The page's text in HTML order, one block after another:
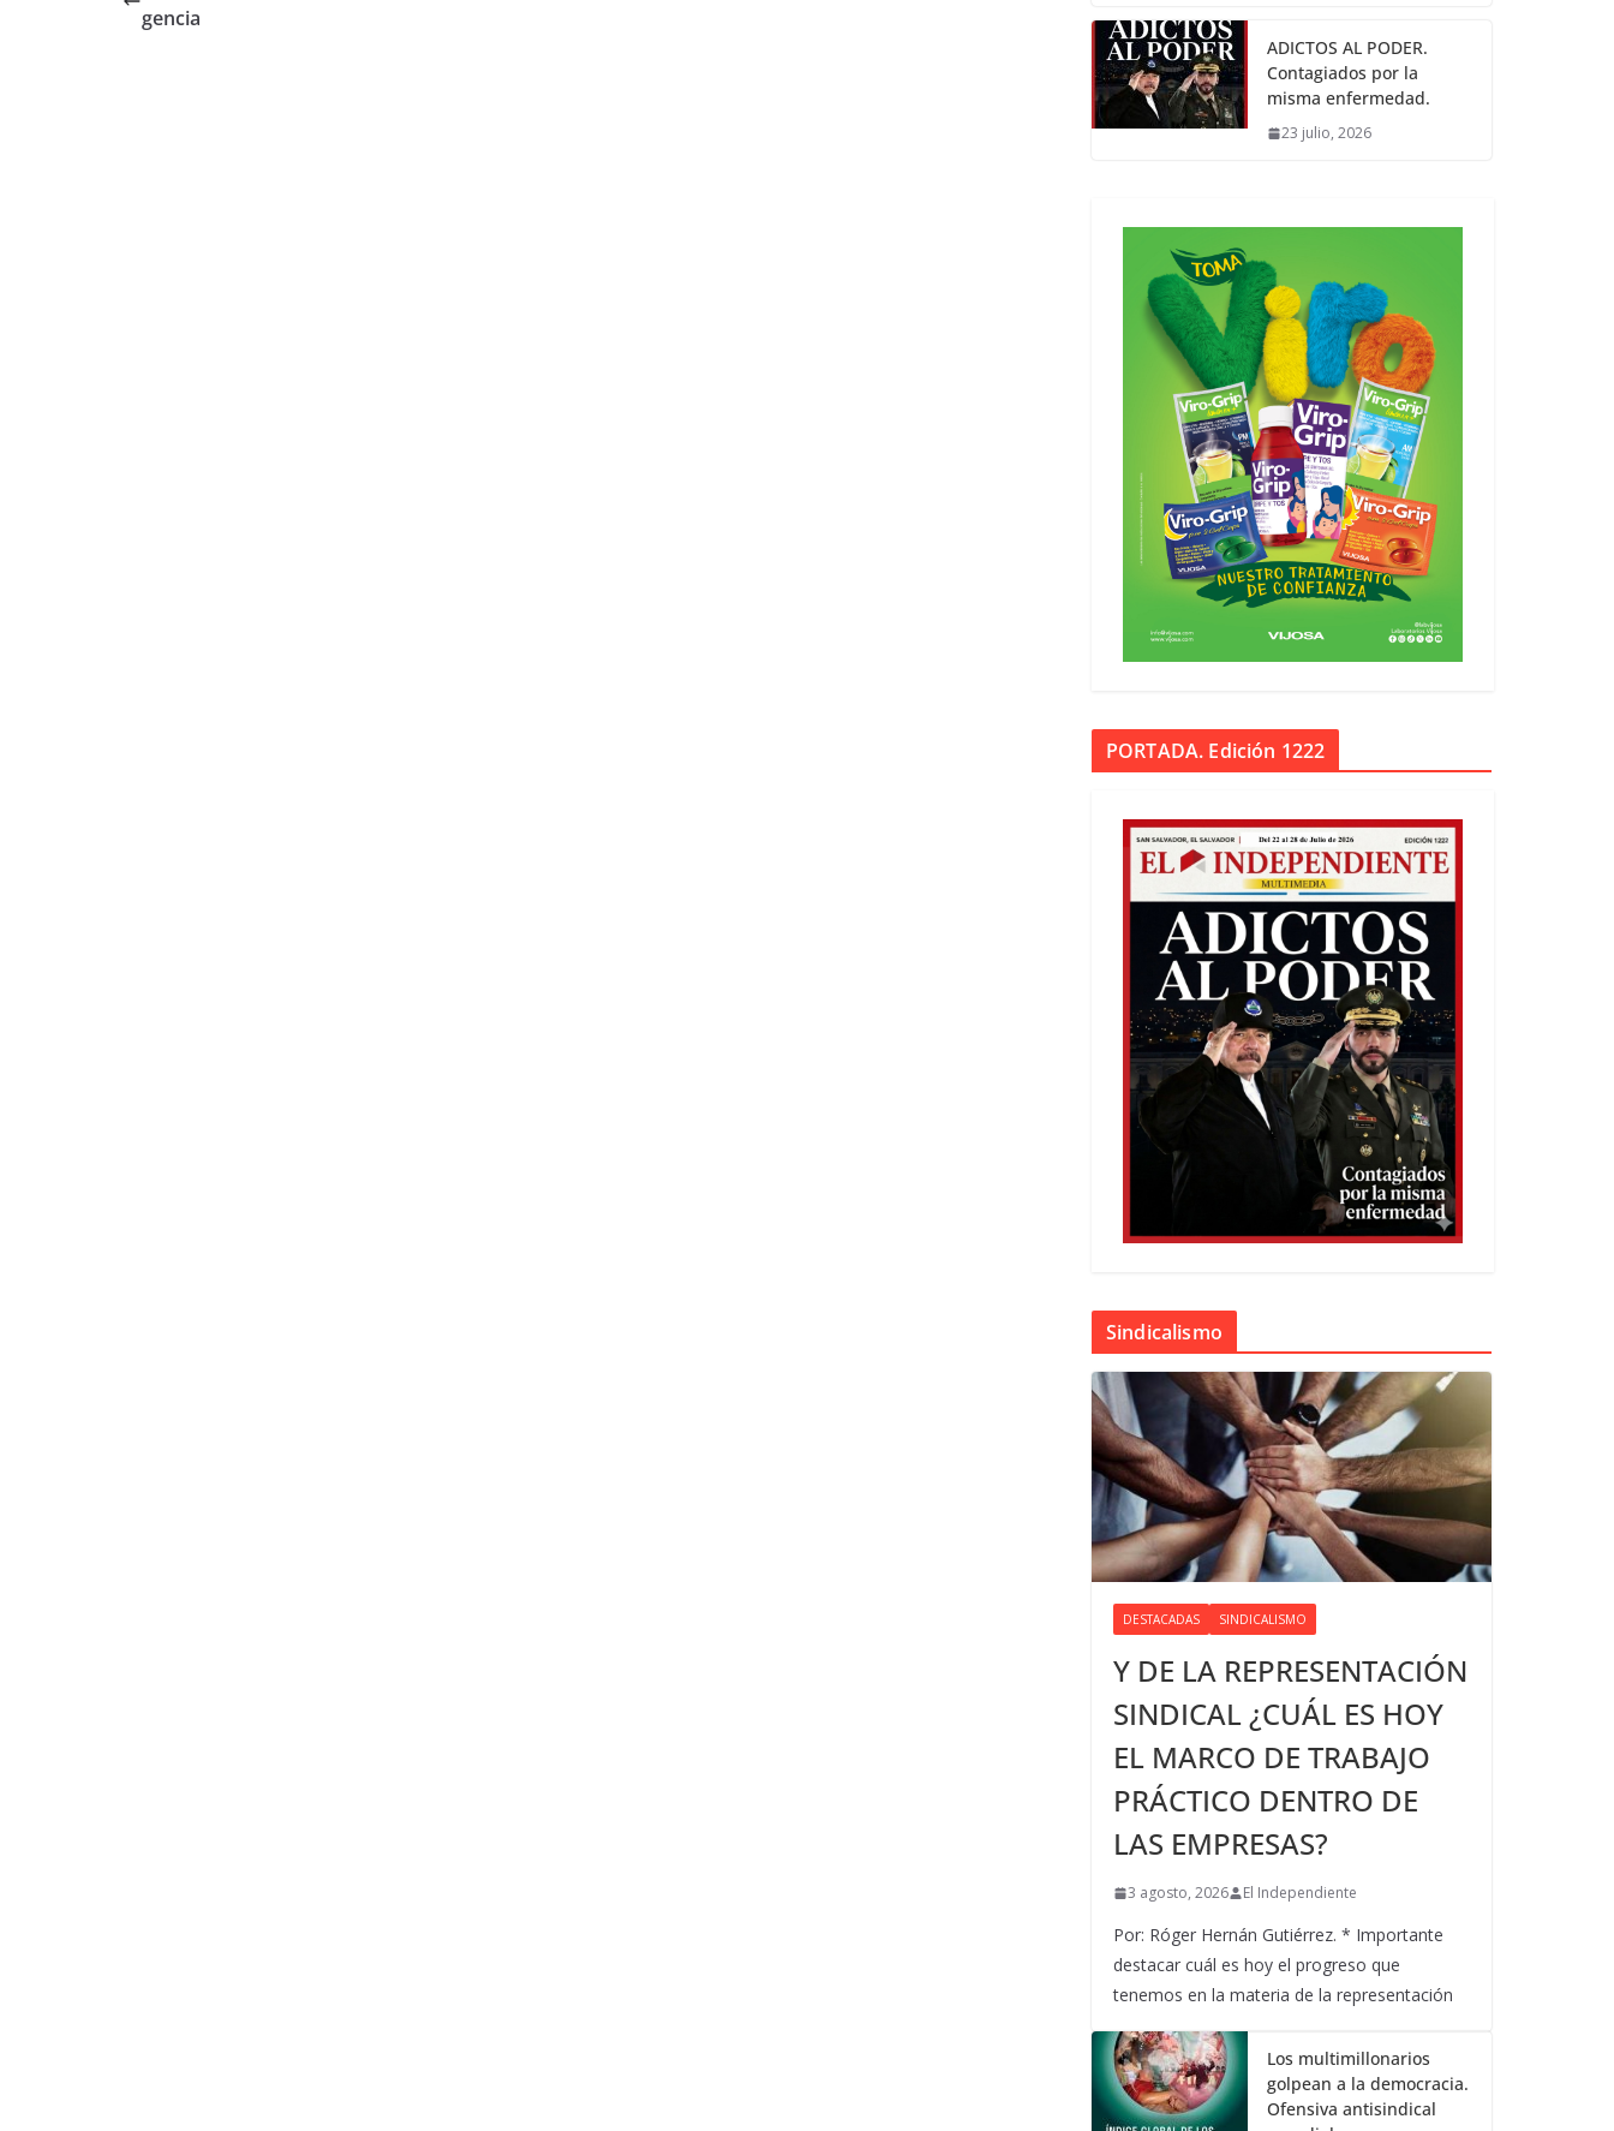
gencia
ADICTOS AL PODER.
Contagiados por la
misma enfermedad.
23 julio, 2026
PORTADA. Edición 1222
Sindicalismo
DESTACADAS SINDICALISMO
Y DE LA REPRESENTACIÓN
SINDICAL ¿CUÁL ES HOY
EL MARCO DE TRABAJO
PRÁCTICO DENTRO DE
LAS EMPRESAS?
3 agosto, 2026 El Independiente
Por: Róger Hernán Gutiérrez. * Importante
destacar cuál es hoy el progreso que
tenemos en la materia de la representación
Los multimillonarios
golpean a la democracia.
Ofensiva antisindical